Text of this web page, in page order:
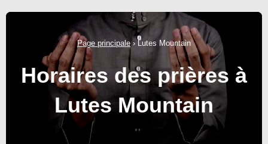
Page principale›Lutes Mountain
Horaires des prières à
Lutes Mountain